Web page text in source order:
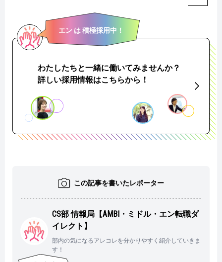
エン は 積極採用中！
わたしたちと一緒に働いてみませんか？
詳しい採用情報はこちらから！
この記事を書いたレポーター
CS部 情報局【AMBI・ミドル・エン転職ダ
イレクト】
部内の気になるアレコレを分かりやすく紹介していきま
す！